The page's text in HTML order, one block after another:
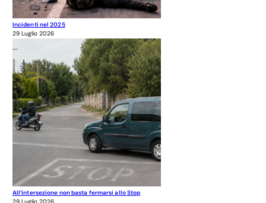
Incidenti nel 2025
29 Luglio 2026
All’intersezione non basta fermarsi allo Stop